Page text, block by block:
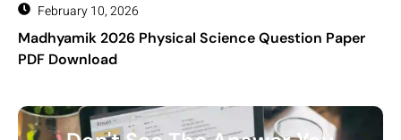
February 10, 2026
Madhyamik 2026 Physical Science Question Paper
PDF Download